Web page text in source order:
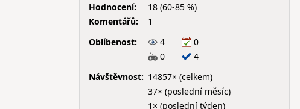
Hodnocení:
18 (60-85 %)
Komentářů:
1
Oblíbenost:
4
0
0
4
Návštěvnost: 14857× (celkem)
37× (poslední měsíc)
1× (poslední týden)